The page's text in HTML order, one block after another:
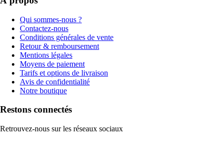
Qui sommes-nous ?
Contactez-nous
Conditions générales de vente
Retour & remboursement
Mentions légales
Moyens de paiement
Tarifs et options de livraison
Avis de confidentialité
Notre boutique
Restons connectés
Retrouvez-nous sur les réseaux sociaux